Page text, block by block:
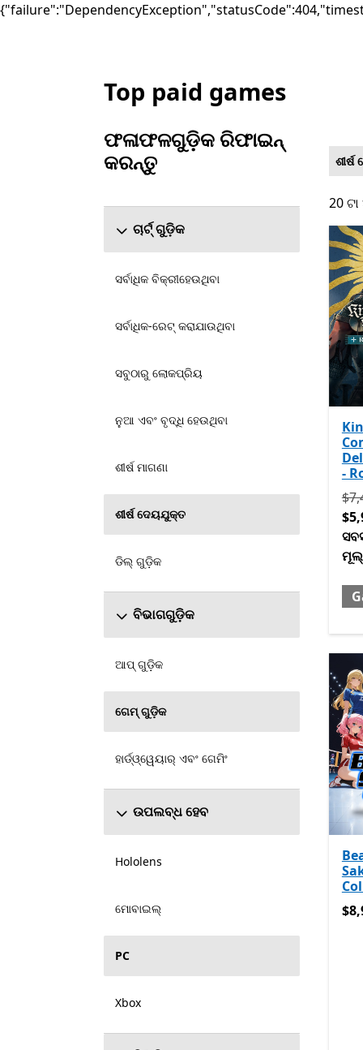
Microsoft.com ତାଲିକାଭୁକ୍ତ କରନ୍ତୁ
Top paid games
ଫଳାଫଳଗୁଡ଼ିକ ରିଫାଇନ୍
କରନ୍ତୁ
ଫଳାଫଳଗୁଡ଼ିକ ରିଫାଇନ୍ କରନ୍ତୁ ବିଭାଗକୁ ସ୍କିପ୍ କରନ୍ତୁ
ଚାର୍ଟ୍ ଗୁଡ଼ିକ
ସର୍ବାଧିକ ବିକ୍ରୀହେଉଥିବା
ସର୍ବାଧିକ-ରେଟ୍ କରାଯାଉଥିବା
ସବୁଠାରୁ ଲୋକପ୍ରିୟ
ନୁଆ ଏବଂ ବୃଦ୍ଧି ହେଉଥିବା
ଶୀର୍ଷ ମାଗଣା
ଶୀର୍ଷ ଦେୟଯୁକ୍ତ
ଡିଲ୍ ଗୁଡ଼ିକ
ବିଭାଗଗୁଡ଼ିକ
ଆପ୍ ଗୁଡ଼ିକ
ଗେମ୍ ଗୁଡ଼ିକ
ହାର୍ଡ୍ଓ୍ୱେୟାର୍ ଏବଂ ଗେମିଂ
ଉପଲବ୍ଧ ହେବ
Hololens
ମୋବାଇଲ୍
PC
Xbox
20
20
-